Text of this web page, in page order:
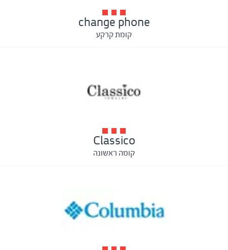
change phone
קומת קרקע
Classico
קומה ראשונה